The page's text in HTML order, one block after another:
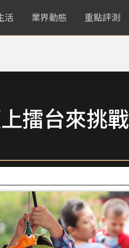
活 業界動態 重點評測
擂台來挑戰